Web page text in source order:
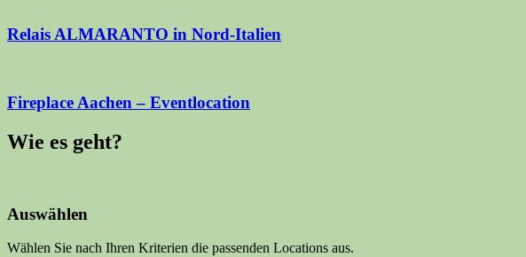
Relais ALMARANTO in Nord-Italien
Fireplace Aachen – Eventlocation
Wie es geht?
Auswählen
Wählen Sie nach Ihren Kriterien die passenden Locations aus.